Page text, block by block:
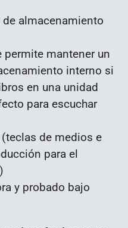
almacenamiento
permite mantener un
interno si
en una unidad
para escuchar
de medios e
para el
y probado bajo